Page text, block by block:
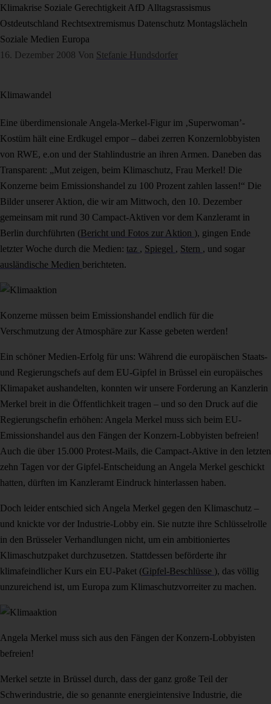
Klimakrise Soziale Gerechtigkeit AfD Alltagsrassismus
Ostdeutschland Rechtsextremismus Datenschutz Montagslächeln
Soziale Medien Europa
16. Dezember 2008 Von Stefanie Hundsdorfer
Klimawandel
Eine überdimensionale Angela-Merkel-Figur im ‚Superwoman’-
Kostüm hält eine Erdkugel empor – dabei zerren Konzernlobbyisten
von RWE, e.on und der Stahlindustrie an ihren Armen. Daneben das
Transparent: „Mut zeigen, beim Klimaschutz, Frau Merkel! Die
Konzerne beim Emissionshandel zu 100 Prozent zahlen lassen!“ Die
Bilder unserer Aktion, die wir am Mittwoch, den 10. Dezember
gemeinsam mit rund 30 Campact-Aktiven vor dem Kanzleramt in
Berlin durchführten (Bericht und Fotos zur Aktion ), gingen Ende
letzter Woche durch die Medien: taz , Spiegel , Stern , und sogar
ausländische Medien berichteten.
Konzerne müssen beim Emissionshandel endlich für die
Verschmutzung der Atmosphäre zur Kasse gebeten werden!
Ein schöner Medien-Erfolg für uns: Während die europäischen Staats-
und Regierungschefs auf dem EU-Gipfel in Brüssel ein europäisches
Klimapaket aushandelten, konnten wir unsere Forderung an Kanzlerin
Merkel breit in die Öffentlichkeit tragen – und so den Druck auf die
Regierungschefin erhöhen: Angela Merkel muss sich beim EU-
Emissionshandel aus den Fängen der Konzern-Lobbyisten befreien!
Auch die über 15.000 Protest-Mails, die Campact-Aktive in den letzten
zehn Tagen vor der Gipfel-Entscheidung an Angela Merkel geschickt
hatten, dürften im Kanzleramt Eindruck hinterlassen haben.
Doch leider entschied sich Angela Merkel gegen den Klimaschutz –
und knickte vor der Industrie-Lobby ein. Sie nutzte ihre Schlüsselrolle
in den Brüsseler Verhandlungen nicht, um ein ambitioniertes
Klimaschutzpaket durchzusetzen. Stattdessen beförderte ihr
klimafeindlicher Kurs ein EU-Paket (Gipfel-Beschlüsse ), das völlig
unzureichend ist, um Europa zum Klimaschutzvorreiter zu machen.
Angela Merkel muss sich aus den Fängen der Konzern-Lobbyisten
befreien!
Merkel setzte in Brüssel durch, dass der ganz große Teil der
Schwerindustrie, die so genannte energieintensive Industrie, die